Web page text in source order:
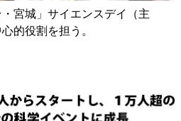
・宮城」サイエンスデイ（主
的役割を担う。